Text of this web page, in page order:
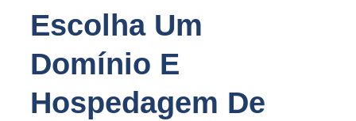
Escolha Um
Domínio E
Hospedagem De